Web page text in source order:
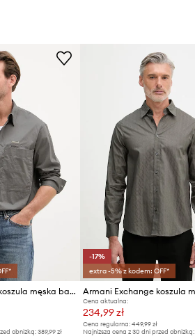
Armani Exchange koszula męska bawełniana
obniżką: 389,99 zł
-17%
extra -5% z kodem: OFF*
Cena aktualna:
234,99 zł
Cena regularna:449,99 zł
Najniższa cena z 30 dni przed obniżką: